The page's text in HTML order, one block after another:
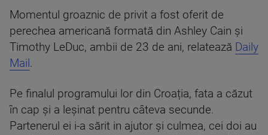
Momentul groaznic de privit a fost oferit de
perechea americană formată din Ashley Cain și
Timothy LeDuc, ambii de 23 de ani, relatează Daily
Mail .
Pe finalul programului lor din Croația, fata a căzut
în cap și a leșinat pentru câteva secunde.
Partenerul ei i-a sărit in ajutor și culmea, cei doi au